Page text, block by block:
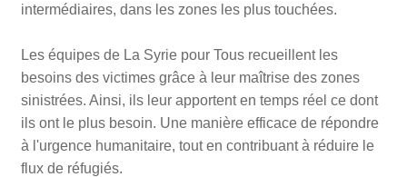
intermédiaires, dans les zones les plus touchées.
Les équipes de La Syrie pour Tous recueillent les
besoins des victimes grâce à leur maîtrise des zones
sinistrées. Ainsi, ils leur apportent en temps réel ce dont
ils ont le plus besoin. Une manière efficace de répondre
à l'urgence humanitaire, tout en contribuant à réduire le
flux de réfugiés.